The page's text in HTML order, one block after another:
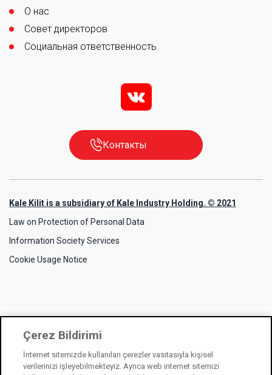
О нас
Совет директоров
Социальная ответственность
v
Контакты
Kale Kilit is a subsidiary of Kale Industry Holding. © 2021
Law on Protection of Personal Data
Information Society Services
Cookie Usage Notice
Çerez Bildirimi
İnternet sitemizde kullanılan çerezler vasıtasıyla kişisel
verilerinizi işleyebilmekteyiz. Ayrıca web internet sitemizi